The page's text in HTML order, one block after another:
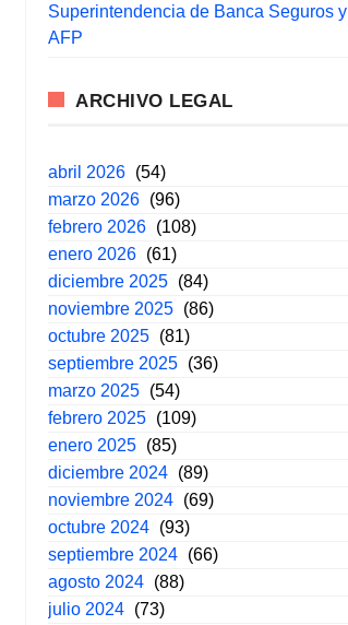
Superintendencia de Banca Seguros y
AFP
ARCHIVO LEGAL
abril 2026 (54)
marzo 2026 (96)
febrero 2026 (108)
enero 2026 (61)
diciembre 2025 (84)
noviembre 2025 (86)
octubre 2025 (81)
septiembre 2025 (36)
marzo 2025 (54)
febrero 2025 (109)
enero 2025 (85)
diciembre 2024 (89)
noviembre 2024 (69)
octubre 2024 (93)
septiembre 2024 (66)
agosto 2024 (88)
julio 2024 (73)